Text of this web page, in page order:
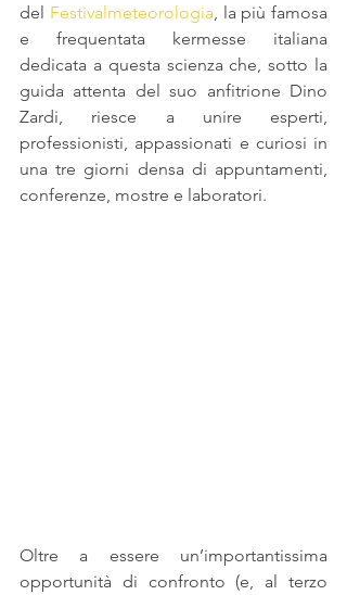
del Festivalmeteorologia , la più famosa
e frequentata kermesse italiana
dedicata a questa scienza che, sotto la
guida attenta del suo anfitrione Dino
Zardi, riesce a unire esperti,
professionisti, appassionati e curiosi in
una tre giorni densa di appuntamenti,
conferenze, mostre e laboratori.
Oltre a essere un’importantissima
opportunità di confronto (e, al terzo